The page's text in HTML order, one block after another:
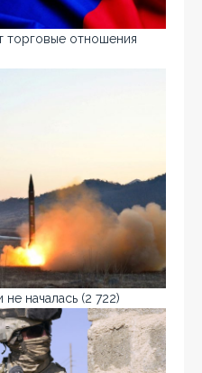
торговые отношения
не началась (2 722)